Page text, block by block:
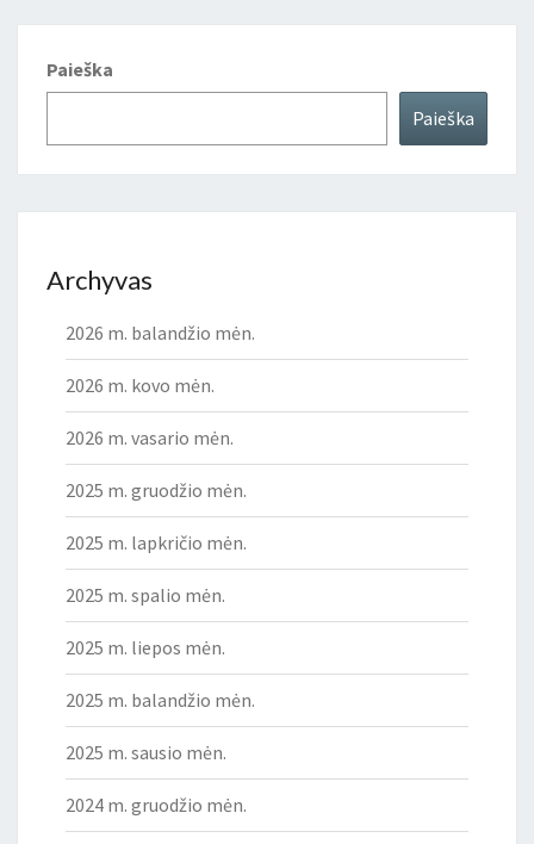
Paieška
Paieška
Archyvas
2026 m. balandžio mėn.
2026 m. kovo mėn.
2026 m. vasario mėn.
2025 m. gruodžio mėn.
2025 m. lapkričio mėn.
2025 m. spalio mėn.
2025 m. liepos mėn.
2025 m. balandžio mėn.
2025 m. sausio mėn.
2024 m. gruodžio mėn.